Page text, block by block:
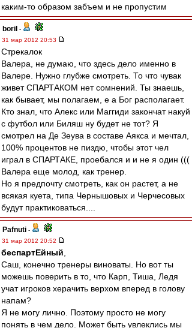
каким-то образом забъем и не пропустим
boril -
31 мар 2012 20:53
Стрекалок
Валера, не думаю, что здесь дело именно в
Валере. Нужно глубже смотреть. То что чувак
живет СПАРТАКОМ нет сомнений. Ты знаешь,
как бывает, мы полагаем, е а Бог располагает.
Кто знал, что Алекс или Маггиди закончат накуй
с футбол или Биляш ну будет не тот? Я
смотрел на Де Зеува в составе Аякса и мечтал,
100% процентов не пиздю, чтобы этот чел
играл в СПАРТАКЕ, проебался и и не я один (((
Валера еще молод, как тренер.
Но я предпочту смотреть, как он растет, а не
всякая куета, типа Чернышовых и Черчесовых
будут практиковаться....
Pafnuti -
31 мар 2012 20:52
беспартЕйный
Саш, конечно тренеры виноваты. Но вот ты
можешь поверить в то, что Карп, Тиша, Ледя
учат игроков херачить верхом вперед в голову
напам?
Я не могу лично. Поэтому просто не могу
понять в чем дело. Может быть увлеклись мы